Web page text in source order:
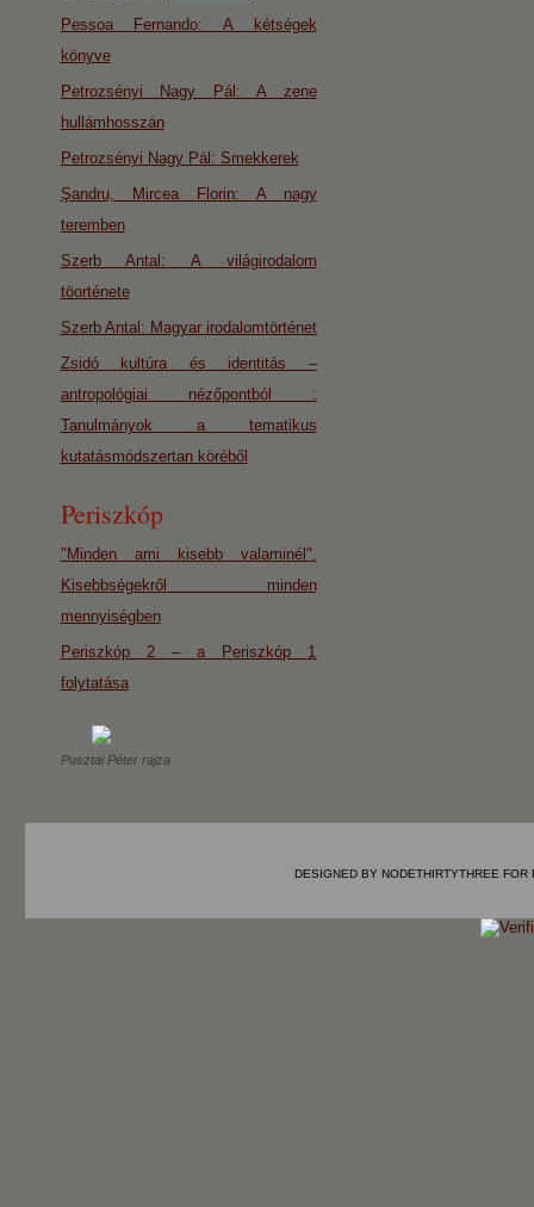
Pessoa Fernando: A kétségek
könyve
Petrozsényi Nagy Pál: A zene
hullámhosszán
Petrozsényi Nagy Pál: Smekkerek
Şandru, Mircea Florin: A nagy
teremben
Szerb Antal: A világirodalom
töorténete
Szerb Antal: Magyar irodalomtörténet
Zsidó kultúra és identitás –
antropológiai nézőpontból :
Tanulmányok a tematikus
kutatásmódszertan köréből
Periszkóp
"Minden ami kisebb valaminél".
Kisebbségekről minden
mennyiségben
Periszkóp 2 – a Periszkóp 1
folytatása
Pusztai Péter rajza
DESIGNED BY NODETHIRTYTHREE FOR